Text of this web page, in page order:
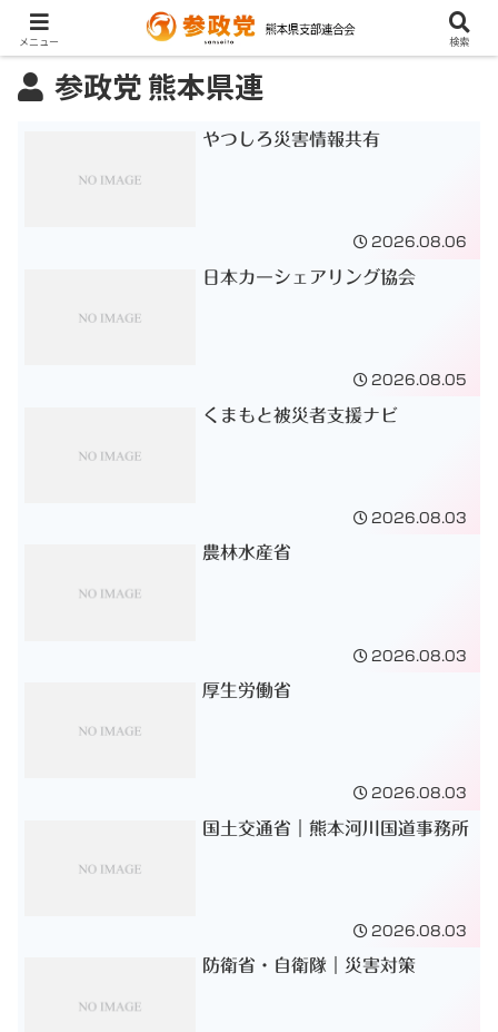
参政党 熊本県連
やつしろ災害情報共有
2026.08.06
日本カーシェアリング協会
2026.08.05
くまもと被災者支援ナビ
2026.08.03
農林水産省
2026.08.03
厚生労働省
2026.08.03
国土交通省｜熊本河川国道事務所
2026.08.03
防衛省・自衛隊｜災害対策
メニュー 検索